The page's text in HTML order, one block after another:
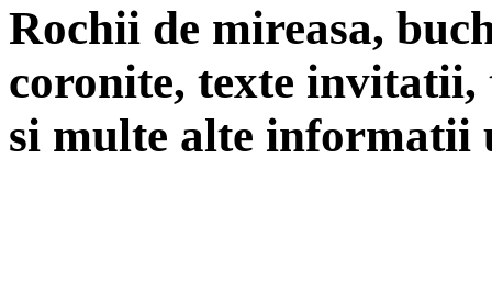
Rochii de mireasa,
coronite, texte
si multe alte informatii